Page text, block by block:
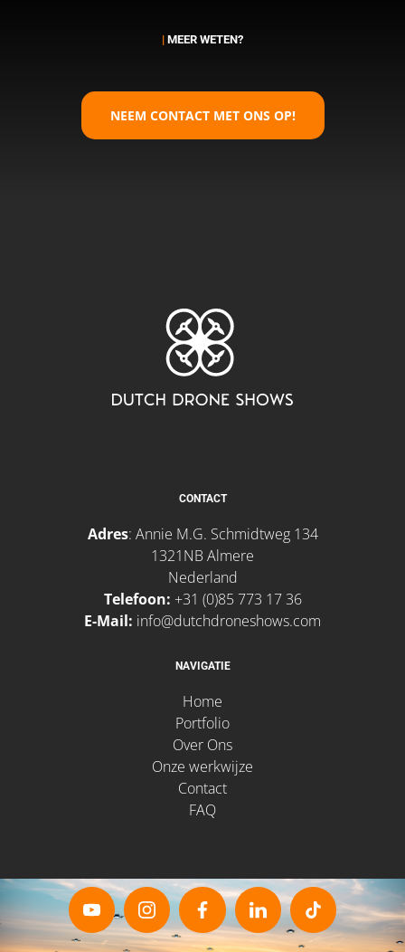
| MEER WETEN?
NEEM CONTACT MET ONS OP!
CONTACT
Adres: Annie M.G. Schmidtweg 134
1321NB Almere
Nederland
Telefoon: +31 (0)85 773 17 36
E-Mail: info@dutchdroneshows.com
NAVIGATIE
Home
Portfolio
Over Ons
Onze werkwijze
Contact
FAQ